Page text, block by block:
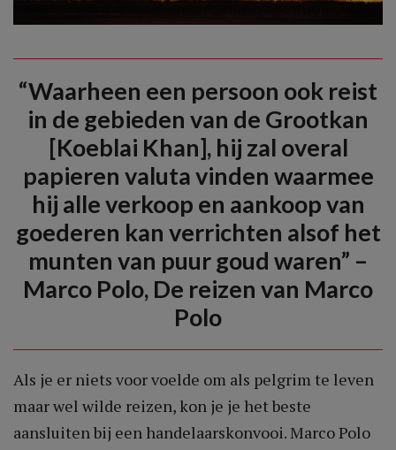
“Waarheen een persoon ook reist
in de gebieden van de Grootkan
[Koeblai Khan], hij zal overal
papieren valuta vinden waarmee
hij alle verkoop en aankoop van
goederen kan verrichten alsof het
munten van puur goud waren” –
Marco Polo, De reizen van Marco
Polo
Als je er niets voor voelde om als pelgrim te leven
maar wel wilde reizen, kon je je het beste
aansluiten bij een handelaarskonvooi. Marco Polo